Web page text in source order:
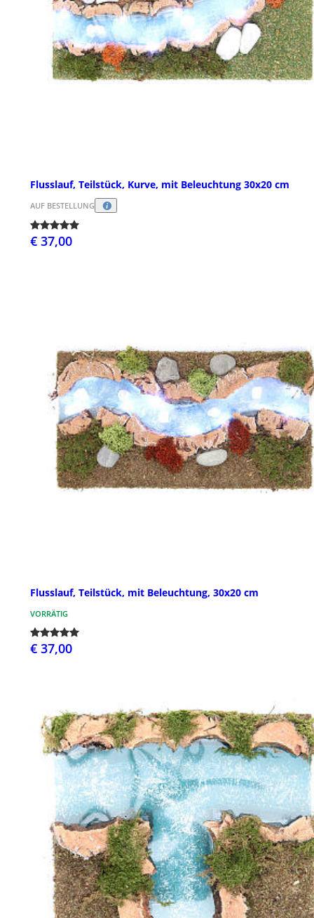
Flusslauf, Teilstück, Kurve, mit Beleuchtung 30x20 cm
AUF BESTELLUNG
€ 37,00
Flusslauf, Teilstück, mit Beleuchtung, 30x20 cm
VORRÄTIG
€ 37,00